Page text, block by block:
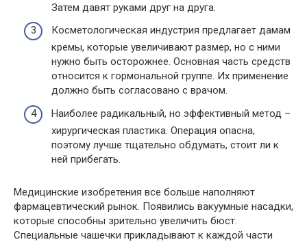
Затем давят руками друг на друга.
Косметологическая индустрия предлагает дамам
кремы, которые увеличивают размер, но с ними
нужно быть осторожнее. Основная часть средств
относится к гормональной группе. Их применение
должно быть согласовано с врачом.
Наиболее радикальный, но эффективный метод –
хирургическая пластика. Операция опасна,
поэтому лучше тщательно обдумать, стоит ли к
ней прибегать.
Медицинские изобретения все больше наполняют
фармацевтический рынок. Появились вакуумные насадки,
которые способны зрительно увеличить бюст.
Специальные чашечки прикладывают к каждой части